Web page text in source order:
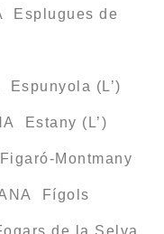
Esplugues de
(L’)
Estany (L’)
Montmany
Fígols
de la Selva